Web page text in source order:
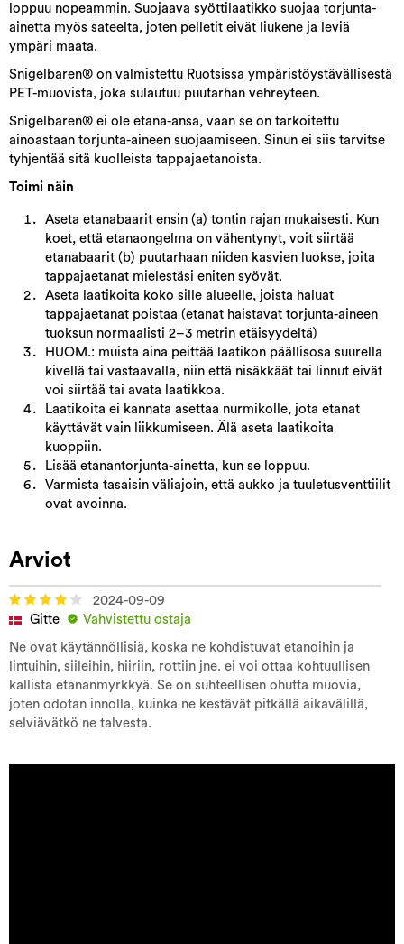
loppuu nopeammin. Suojaava syöttilaatikko suojaa torjunta-
ainetta myös sateelta, joten pelletit eivät liukene ja leviä
ympäri maata.
Snigelbaren® on valmistettu Ruotsissa ympäristöystävällisestä
PET-muovista, joka sulautuu puutarhan vehreyteen.
Snigelbaren® ei ole etana-ansa, vaan se on tarkoitettu
ainoastaan torjunta-aineen suojaamiseen. Sinun ei siis tarvitse
tyhjentää sitä kuolleista tappajaetanoista.
Toimi näin
Aseta etanabaarit ensin (a) tontin rajan mukaisesti. Kun
koet, että etanaongelma on vähentynyt, voit siirtää
etanabaarit (b) puutarhaan niiden kasvien luokse, joita
tappajaetanat mielestäsi eniten syövät.
Aseta laatikoita koko sille alueelle, joista haluat
tappajaetanat poistaa (etanat haistavat torjunta-aineen
tuoksun normaalisti 2–3 metrin etäisyydeltä)
HUOM.: muista aina peittää laatikon päällisosa suurella
kivellä tai vastaavalla, niin että nisäkkäät tai linnut eivät
voi siirtää tai avata laatikkoa.
Laatikoita ei kannata asettaa nurmikolle, jota etanat
käyttävät vain liikkumiseen. Älä aseta laatikoita
kuoppiin.
Lisää etanantorjunta-ainetta, kun se loppuu.
Varmista tasaisin väliajoin, että aukko ja tuuletusventtiilit
ovat avoinna.
Arviot
2024-09-09
Gitte
Vahvistettu ostaja
Ne ovat käytännöllisiä, koska ne kohdistuvat etanoihin ja
lintuihin, siileihin, hiiriin, rottiin jne. ei voi ottaa kohtuullisen
kallista etananmyrkkyä. Se on suhteellisen ohutta muovia,
joten odotan innolla, kuinka ne kestävät pitkällä aikavälillä,
selviävätkö ne talvesta.